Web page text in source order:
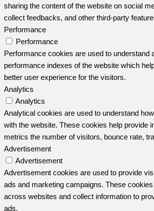
sharing the content of the website on social
collect feedbacks, and other third-party
Performance
Performance
Performance cookies are used to understand
performance indexes of the website which
better user experience for the visitors.
Analytics
Analytics
Analytical cookies are used to understand
with the website. These cookies help provide
metrics the number of visitors, bounce rate,
Advertisement
Advertisement
Advertisement cookies are used to provide
ads and marketing campaigns. These
across websites and collect information to
ads.